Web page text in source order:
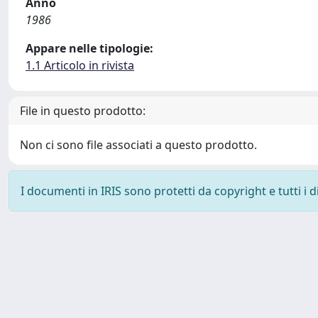
1986
Appare nelle tipologie:
1.1 Articolo in rivista
File in questo prodotto:
Non ci sono file associati a questo prodotto.
I documenti in IRIS sono protetti da copyright e tutti i